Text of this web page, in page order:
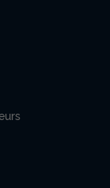
Réfrigérateur